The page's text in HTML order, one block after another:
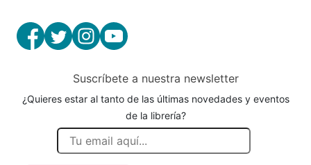
Suscríbete a nuestra newsletter
¿Quieres estar al tanto de las últimas novedades y eventos
de la librería?